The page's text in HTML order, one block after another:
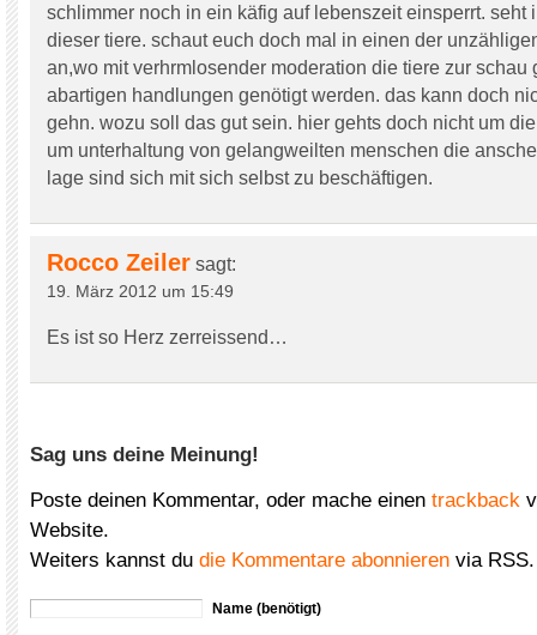
schlimmer noch in ein käfig auf lebenszeit einsperrt. seht
dieser tiere. schaut euch doch mal in einen der
an,wo mit verhrmlosender moderation die tiere zur schau
abartigen handlungen genötigt werden. das kann doch
gehn. wozu soll das gut sein. hier gehts doch nicht um
um unterhaltung von gelangweilten menschen die
lage sind sich mit sich selbst zu beschäftigen.
Rocco Zeiler sagt:
19. März 2012 um 15:49
Es ist so Herz zerreissend…
Sag uns deine Meinung!
Poste deinen Kommentar, oder mache einen trackback
Website.
Weiters kannst du die Kommentare abonnieren via RSS.
Name (benötigt)